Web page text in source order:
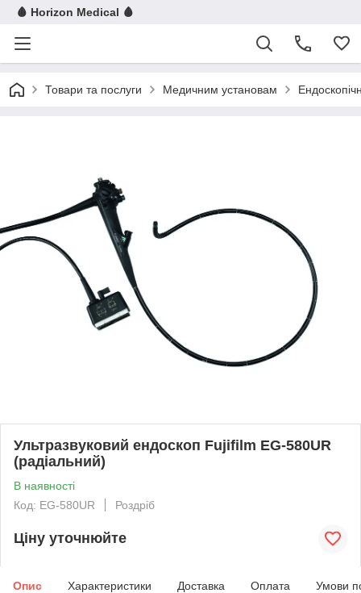
🩸 Horizon Medical 🩸
Товари та послуги Медичним установам
Ультразвуковий ендоскоп Fujifilm EG-580UR
(радіальний)
В наявності
Код: EG-580UR
Роздріб
Ціну уточнюйте
Опис Характеристики Доставка Оплата Умови